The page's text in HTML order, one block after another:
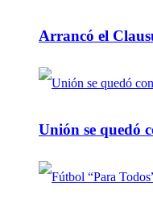
Arrancó el
Unión se quedó